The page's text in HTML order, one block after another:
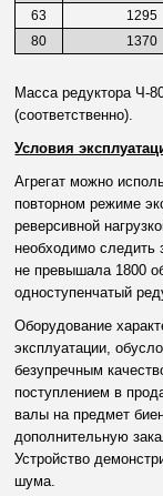
63
1295
80
1370
Масса редуктора Ч-
(соответственно).
Условия
Агрегат можно
повторном режиме
реверсивной
необходимо следить
не превышала 1800
одноступенчатый
Оборудование
эксплуатации,
безупречным
поступлением в
валы на предмет
дополнительную
Устройство
шума.